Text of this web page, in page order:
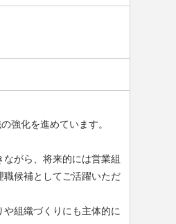
強化を進めています。
がら、将来的には営業組
候補としてご活躍いただ
組織づくりにも主体的に